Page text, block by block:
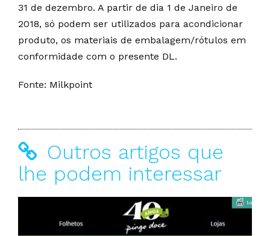
31 de dezembro. A partir de dia 1 de Janeiro de
2018, só podem ser utilizados para acondicionar
produto, os materiais de embalagem/rótulos em
conformidade com o presente DL.
Fonte: Milkpoint
Outros artigos que
lhe podem interessar